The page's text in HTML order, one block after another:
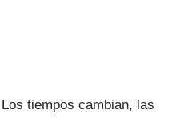
tiempos cambian, las